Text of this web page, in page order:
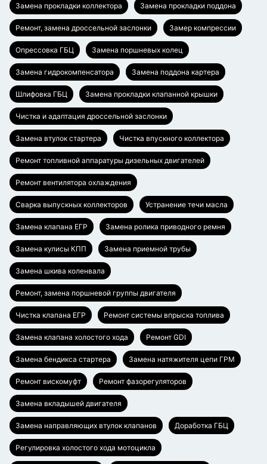
Замена прокладки коллектора Замена прокладки поддона
Ремонт, замена дроссельной заслонки Замер компрессии
Опрессовка ГБЦ Замена поршневых колец
Замена гидрокомпенсатора Замена поддона картера
Шлифовка ГБЦ Замена прокладки клапанной крышки
Чистка и адаптация дроссельной заслонки
Замена втулок стартера Чистка впускного коллектора
Ремонт топливной аппаратуры дизельных двигателей
Ремонт вентилятора охлаждения
Сварка выпускных коллекторов Устранение течи масла
Замена клапана ЕГР Замена ролика приводного ремня
Замена кулисы КПП Замена приемной трубы
Замена шкива коленвала
Ремонт, замена поршневой группы двигателя
Чистка клапана ЕГР Ремонт системы впрыска топлива
Замена клапана холостого хода Ремонт GDI
Замена бендикса стартера Замена натяжителя цепи ГРМ
Ремонт вискомуфт Ремонт фазорегуляторов
Замена вкладышей двигателя
Замена направляющих втулок клапанов Доработка ГБЦ
Регулировка холостого хода мотоцикла